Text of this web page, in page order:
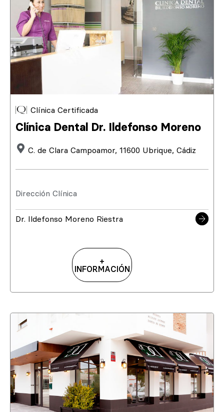
Clínica Certificada
Clínica Dental Dr. Ildefonso Moreno
C. de Clara Campoamor, 11600 Ubrique, Cádiz
Dirección Clínica
Dr. Ildefonso Moreno Riestra
+
INFORMACIÓN